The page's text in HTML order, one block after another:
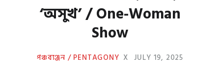
‘অসুখ’ / One-Woman
Show
পঞ্চব্যঞ্জন / PENTAGONY X JULY 19, 2025